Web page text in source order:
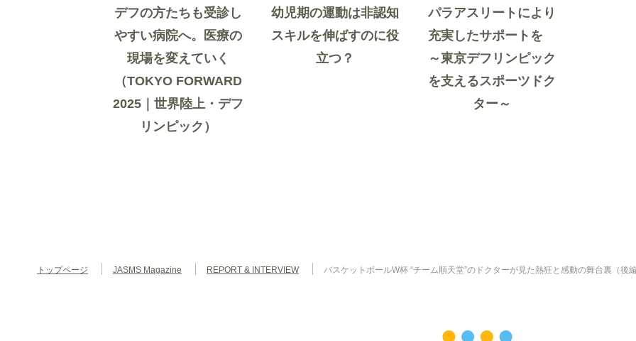
デフの方たちも受診し
やすい病院へ。医療の
現場を変えていく
（TOKYO FORWARD
2025｜世界陸上・デフ
リンピック）
幼児期の運動は非認知
スキルを伸ばすのに役
立つ？
パラアスリートにより
充実したサポートを
～東京デフリンピック
を支えるスポーツドク
ター～
トップページ JASMS Magazine REPORT & INTERVIEW バスケットボールW杯 “チーム順天堂”のドクターが見た熱狂と感動の舞台裏（後